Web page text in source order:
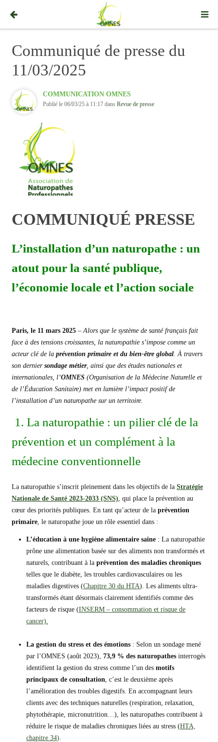
Communiqué de presse du
11/03/2025
COMMUNICATION OMNES
Publié le 06/03/25 à 11:17 dans Revue de presse
COMMUNIQUÉ PRESSE
L’installation d’un naturopathe : un
atout pour la santé publique,
l’économie locale et l’action sociale
Paris, le 11 mars 2025 –Alors que le système de santé français fait
face à des tensions croissantes, la naturopathie s’impose comme un
acteur clé de la prévention primaire et du bien-être global. À travers
son dernier sondage métier, ainsi que des études nationales et
internationales, l’OMNES (Organisation de la Médecine Naturelle et
de l’Éducation Sanitaire) met en lumière l’impact positif de
l’installation d’un naturopathe sur un territoire.
1. La naturopathie : un pilier clé de la
prévention et un complément à la
médecine conventionnelle
La naturopathie s’inscrit pleinement dans les objectifs de la Stratégie
Nationale de Santé 2023-2033 (SNS), qui place la prévention au
cœur des priorités publiques. En tant qu’acteur de la prévention
primaire, le naturopathe joue un rôle essentiel dans :
L’éducation à une hygiène alimentaire saine : La naturopathie
prône une alimentation basée sur des aliments non transformés et
naturels, contribuant à la prévention des maladies chroniques
telles que le diabète, les troubles cardiovasculaires ou les
maladies digestives (Chapitre 30 du HTA). Les aliments ultra-
transformés étant désormais clairement identifiés comme des
facteurs de risque (INSERM – consommation et risque de
cancer).
La gestion du stress et des émotions : Selon un sondage mené
par l’OMNES (août 2023), 73,9 % des naturopathes interrogés
identifient la gestion du stress comme l’un des motifs
principaux de consultation, c’est le deuxième après
l’amélioration des troubles digestifs. En accompagnant leurs
clients avec des techniques naturelles (respiration, relaxation,
phytothérapie, micronutrition…), les naturopathes contribuent à
réduire le risque de maladies chroniques liées au stress (HTA,
chapitre 34).